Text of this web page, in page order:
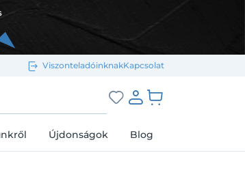
ViszonteladóinknakKapcsolat
e-mail-címmel
Újdonságok Blog